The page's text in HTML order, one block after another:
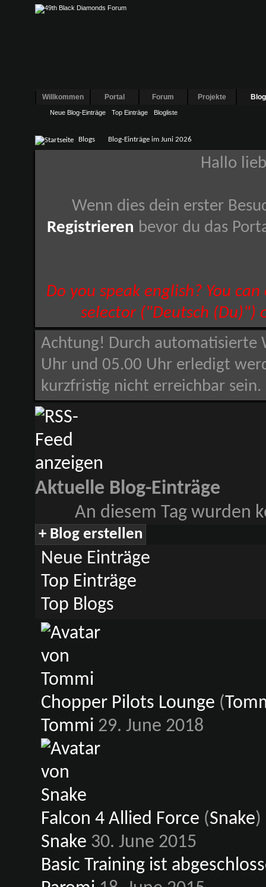
Willkommen Portal Forum Projekte
Neue Blog-Einträge Top Einträge Blogliste
Blogs Blog-Einträge im Juni 2026
Hallo
Wenn dies dein erster
Registrieren bevor du das
Do you speak english? You
selector ("Deutsch (Du)")
Achtung! Durch automatisierte
Uhr und 05.00 Uhr erledigt
kurzfristig nicht erreichbar
Aktuelle Blog-Einträge
An diesem Tag wurden
+Blog erstellen
Neue Einträge
Top Einträge
Top Blogs
Chopper Pilots Lounge (
Tommi 29. June 2018
Falcon 4 Allied Force (Snake)
Snake 30. June 2015
Basic Training ist